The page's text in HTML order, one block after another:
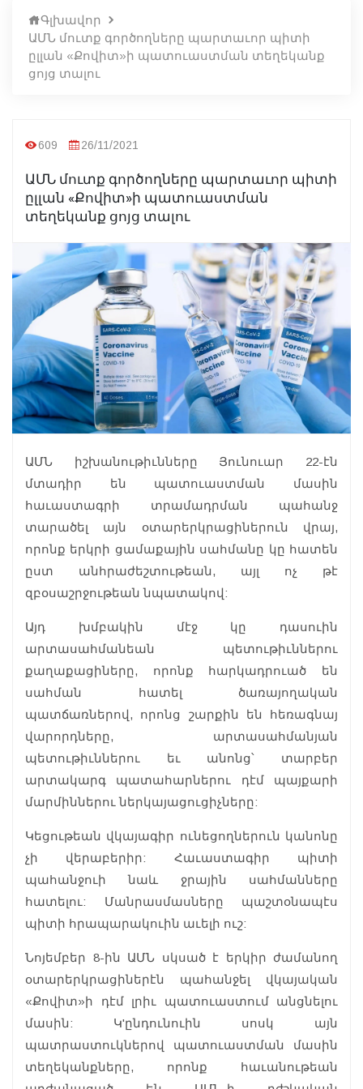
Գլխավոր
ԱՄՆ մուտք գործողները պարտաւոր պիտի
ըլլան «Քովիտ»ի պատուաստման տեղեկանք
ցոյց տալու
609 26/11/2021
ԱՄՆ մուտք գործողները պարտաւոր պիտի
ըլլան «Քովիտ»ի պատուաստման
տեղեկանք ցոյց տալու
ԱՄՆ իշխանութիւնները Յունուար 22-էն
մտադիր են պատուաստման մասին
հաւաստագրի տրամադրման պահանջ
տարածել այն օտարերկրացիներուն վրայ,
որոնք երկրի ցամաքային սահմանը կը հատեն
ըստ անհրաժեշտութեան, այլ ոչ թէ
զբօսաշրջութեան նպատակով:
Այդ խմբակին մէջ կը դասուին
արտասահմանեան պետութիւններու
քաղաքացիները, որոնք հարկադրուած են
սահման հատել ծառայողական
պատճառներով, որոնց շարքին են հեռագնայ
վարորդները, արտասահմանյան
պետութիւններու եւ անոնց՝ տարբեր
արտակարգ պատահարներու դէմ պայքարի
մարմիններու ներկայացուցիչները:
Կեցութեան վկայագիր ունեցողներուն կանոնը
չի վերաբերիր: Հաւաստագիր պիտի
պահանջուի նաև ջրային սահմանները
հատելու: Մանրասմասները պաշտօնապէս
պիտի հրապարակուին աւելի ուշ:
Նոյեմբեր 8-ին ԱՄՆ սկսած է երկիր ժամանող
օտարերկրացիներէն պահանջել վկայական
«Քովիտ»ի դէմ լրիւ պատուաստում անցնելու
մասին: Կ'ընդունուին սոսկ այն
պատրաստուկներով պատուաստման մասին
տեղեկանքները, որոնք հաւանութեան